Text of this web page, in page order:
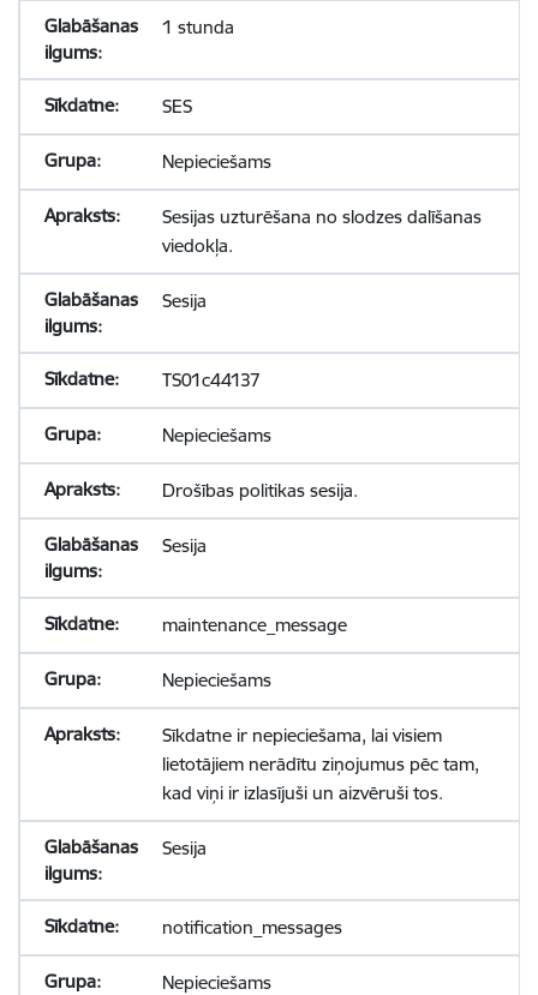
1 stunda
SES
Nepieciešams
Sesijas uzturēšana no slodzes dalīšanas
viedokļa.
Sesija
TS01c44137
Nepieciešams
Drošības politikas sesija.
Sesija
maintenance_message
Nepieciešams
Sīkdatne ir nepieciešama, lai visiem
lietotājiem nerādītu ziņojumus pēc tam,
kad viņi ir izlasījuši un aizvēruši tos.
Sesija
notification_messages
Nepieciešams